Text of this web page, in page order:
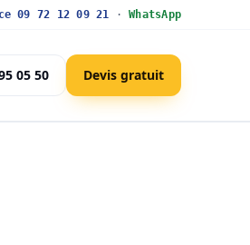
09 72 12 09 21 ·WhatsApp
05 50 Devis gratuit